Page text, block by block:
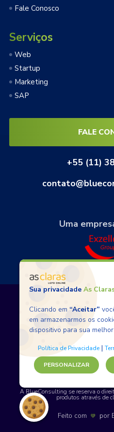
Fale Conosco
Serviços
Web
Startup
Marketing
SAP
FALE
+55 (11)
Uma
Termos de Uso
Copyright © 2026
80 - Todos os
SAP, WordPress e certos nomes
A BlueConsulting se reserva o
produtos através de
Feito com 💙 por
Sua privacidade As
Clicando em “Aceitar”
em armazenarmos os
dispositivo para sua
Política de Privacidade |
PERSONALIZAR